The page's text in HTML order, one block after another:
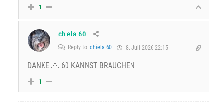
1
chiela 60
Reply to chiela 60 8. Juli 2026 22:15
DANKE 🙏 60 KANNST BRAUCHEN
1